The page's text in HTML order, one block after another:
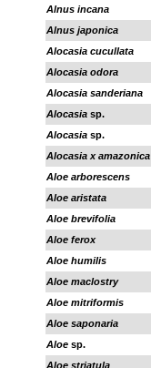
Alnus incana
Alnus japonica
Alocasia cucullata
Alocasia odora
Alocasia sanderiana
Alocasia sp.
Alocasia sp.
Alocasia x amazonica
Aloe arborescens
Aloe aristata
Aloe brevifolia
Aloe ferox
Aloe humilis
Aloe maclostry
Aloe mitriformis
Aloe saponaria
Aloe sp.
Aloe striatula